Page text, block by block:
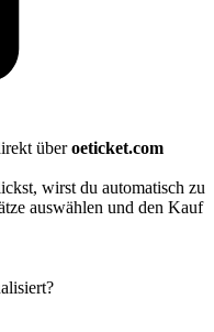
überoeticket.com
wirst du automatisch zu
auswählen und den Kauf